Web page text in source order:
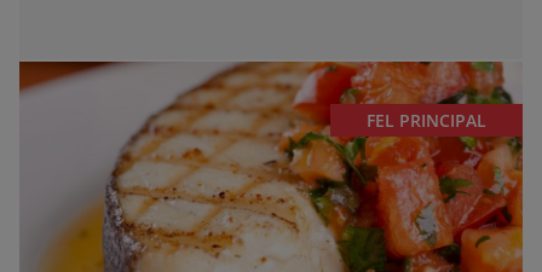
FEL PRINCIPAL